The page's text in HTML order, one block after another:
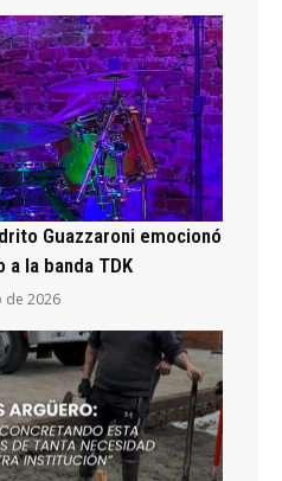
Guazzaroni emocionó
la banda TDK
de 2026